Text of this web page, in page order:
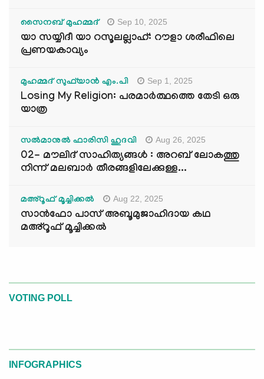
സൈനബ് മുഹമ്മദ് Sep 10, 2025
യാ സയ്യിദീ യാ റസൂലല്ലാഹ്: റൗളാ ശരീഫിലെ
പ്രണയകാവ്യം
മുഹമ്മദ് സുഫ്‌യാൻ എം.പി Sep 1, 2025
Losing My Religion: പരമാർത്ഥത്തെ തേടി ഒരു
യാത്ര
സൽമാനുൽ ഫാരിസി ഹുദവി Aug 26, 2025
02- മൗലിദ് സാഹിത്യങ്ങൾ : അറബ് ലോകത്തു
നിന്ന് മലബാർ തീരങ്ങളിലേക്കുള്ള...
മഅ്റൂഫ് മൂച്ചിക്കല്‍ Aug 22, 2025
സാൻഫോ പാസ് അബൂമുജാഹിദായ കഥ
മഅ്റൂഫ് മൂച്ചിക്കല്‍
VOTING POLL
INFOGRAPHICS